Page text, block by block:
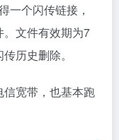
一个闪传链接，
文件有效期为7
历史删除。
宽带，也基本跑